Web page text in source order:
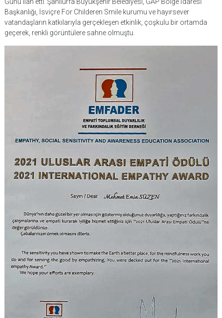
Başkanlığı, İsviçre For Childeren Smile kurumu ve hayırsever
vatandaşların katkılarıyla gerçekleşen etkinlik, çoşkulu bir ortamda
geçerek, renkli görüntülere sahne olmuştu.